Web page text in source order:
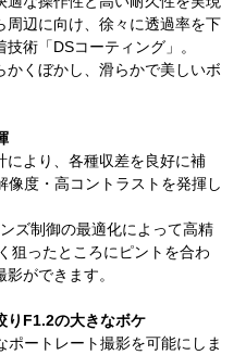
周辺に向け、徐々に透過率を下
術「DSコーティング」。
かくぼかし、滑らかで美しいボ
により、各種収差を良好に補
度・高コントラストを発揮し
ズ制御の最適化によって高精
狙ったところにピントを合わ
ができます。
りF1.2の大きなボケ
ートレート撮影を可能にしま